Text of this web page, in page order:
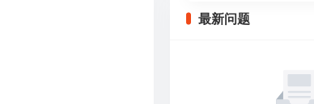
最新问题